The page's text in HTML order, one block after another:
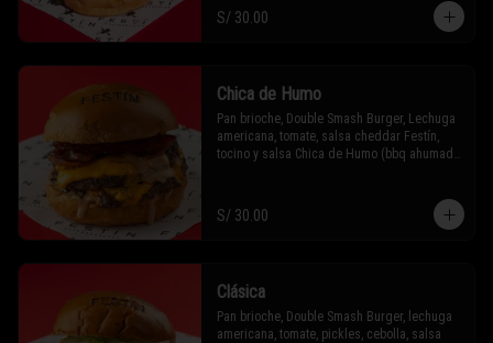
S/ 30.00
Chica de Humo
Pan brioche, Double Smash Burger, Lechuga
americana, tomate, salsa cheddar Festín,
tocino y salsa Chica de Humo (bbq ahumada
S/ 30.00
Clásica
Pan brioche, Double Smash Burger, lechuga
americana, tomate, pickles, cebolla, salsa